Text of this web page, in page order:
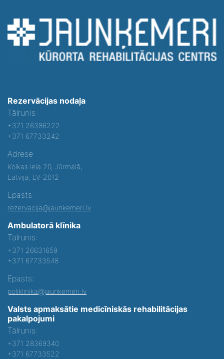
Rezervācijas nodaļa
Tālrunis:
+371 26386222
+371 67733242
Adrese:
Kolkas iela 20, Jūrmalā,
Latvijā, LV-2012
Epasts:
rezervacija@jaunkemeri.lv
Ambulatorā klīnika
Tālrunis:
+371 26631659
+371 67733548
Epasts:
poliklinika@jaunkemeri.lv
Valsts apmaksātie medicīniskās rehabilitācijas
pakalpojumi
Tālrunis:
+371 28369340
+371 67733522